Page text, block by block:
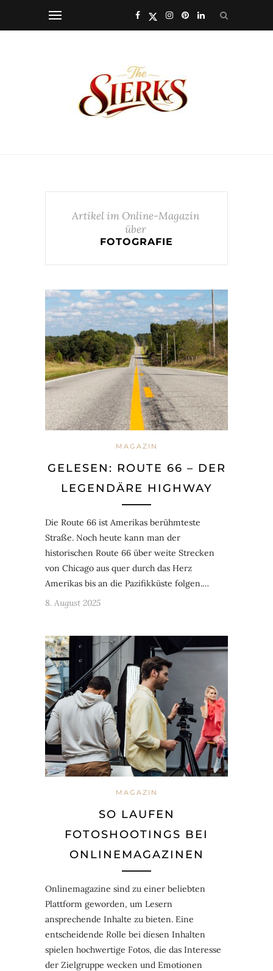
Artikel im Online-Magazin
über
FOTOGRAFIE
MAGAZIN
GELESEN: ROUTE 66 – DER
LEGENDÄRE HIGHWAY
Die Route 66 ist Amerikas berühmteste
Straße. Noch heute kann man der
historischen Route 66 über weite Strecken
von Chicago aus quer durch das Herz
Amerikas bis an die Pazifikküste folgen.…
8. August 2025
MAGAZIN
SO LAUFEN
FOTOSHOOTINGS BEI
ONLINEMAGAZINEN
Onlinemagazine sind zu einer beliebten
Plattform geworden, um Lesern
ansprechende Inhalte zu bieten. Eine
entscheidende Rolle bei diesen Inhalten
spielen hochwertige Fotos, die das Interesse
der Zielgruppe wecken und Emotionen